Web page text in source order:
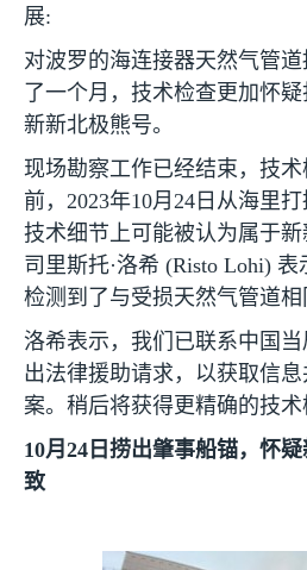
展:
对波罗的海连接器天然气管
了一个月，技术检查更加怀
新新北极熊号。
现场勘察工作已经结束，技
前， 2023年10月 24 日从海里
技术细节上可能被认为属于
司里斯托·洛希 (Risto Lohi) 表
检测到了与受损天然气管道相
洛希表示，我们已联系中国
出法律援助请求，以获取信
案。稍后将获得更精确的技术
10月 24 日捞出肇事船锚，怀
致